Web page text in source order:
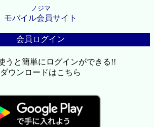
ノジマ
モバイル会員サイト
会員ログイン
うと簡単にログインができる!!
ダウンロードはこちら